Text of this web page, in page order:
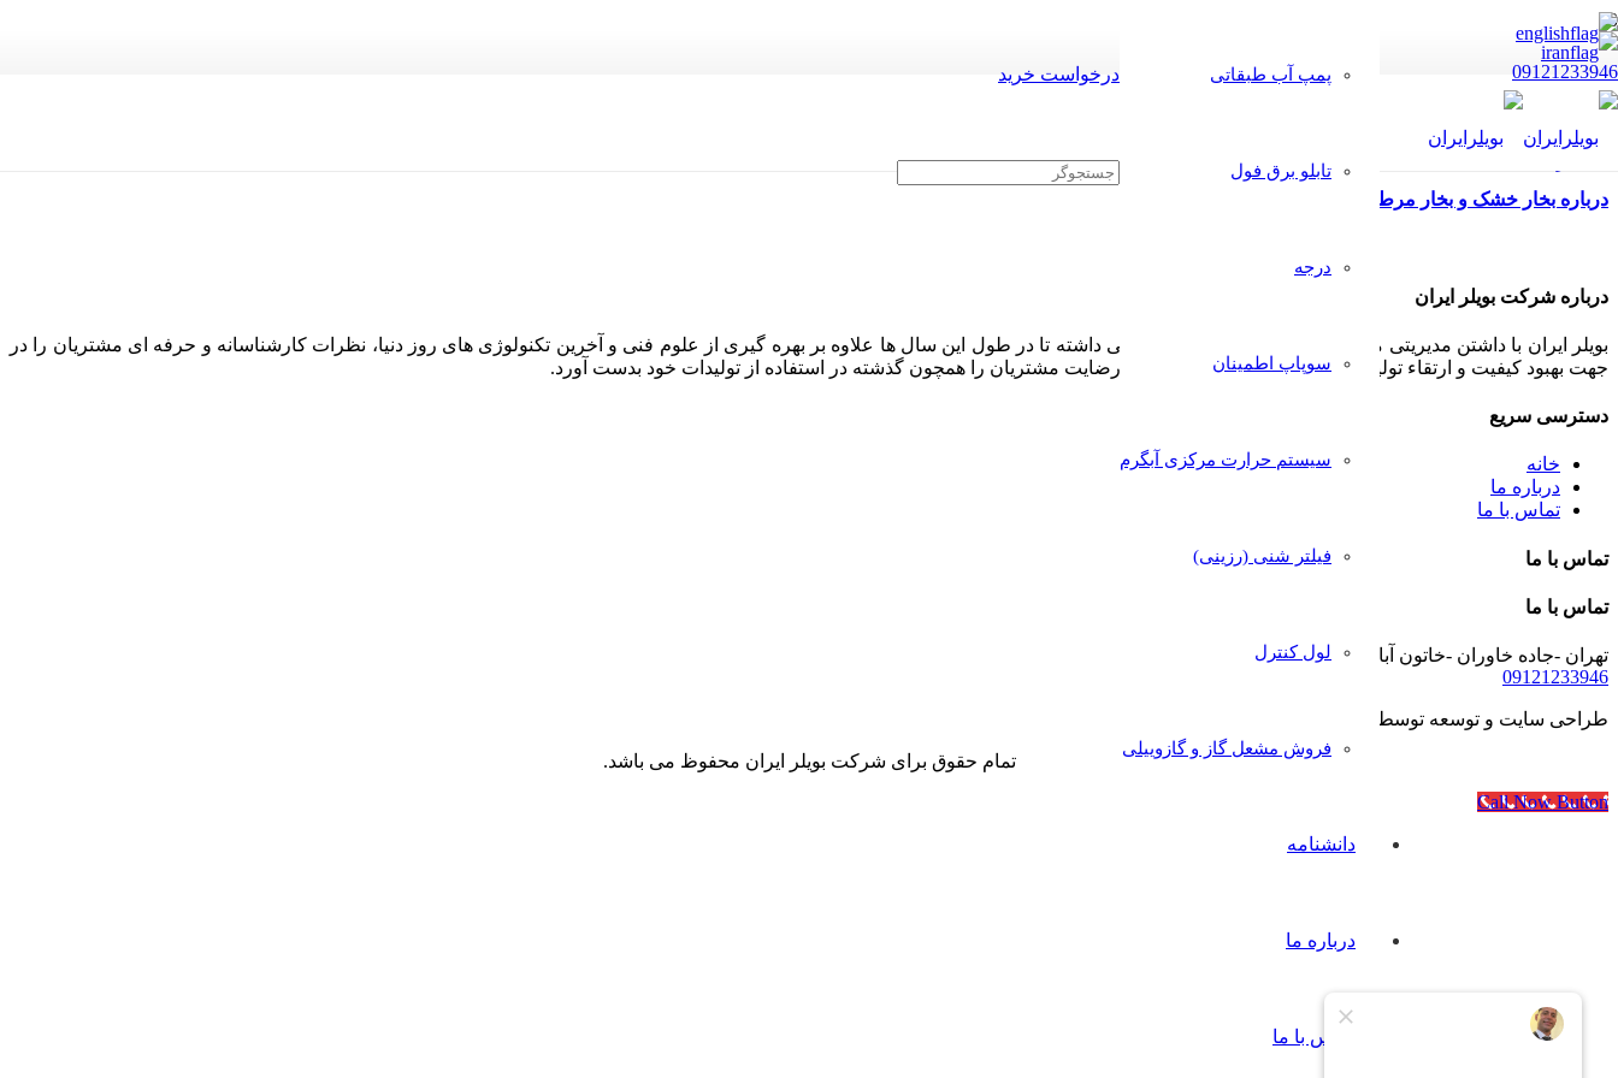
09121233946 پمپ آب طبقاتی
تابلو برق فول
درجه
سوپاپ اطمینان
سیستم حرارت مرکزی آبگرم
فیلتر شنی (رزینی)
لول کنترل
فروش مشعل گاز و گازوییلی
دانشنامه
درباره ما
تماس با ما
درخواست خرید
درباره بخار خشک و بخار مرطوب
درباره شرکت بویلر ایران
بویلر ایران با داشتن مدیریتی مجرب و مشتری مدار همواره سعی داشته تا در طول این سال ها علاوه بر بهره گیری از علوم فنی و آخرین تکنولوژی های روز دنیا، نظرات کارشناسانه و حرفه ای مشتریان را در
جهت بهبود کیفیت و ارتقاء تولیدات خود پذیرا بوده و بکار گیرد تا رضایت مشتریان را همچون گذشته در استفاده از تولیدات خود بدست آورد.
دسترسی سریع
خانه
درباره ما
تماس با ما
تماس با ما
تماس با ما
تهران -جاده خاوران -خاتون آباد- خیابان رجایی- پلاک۴۰
09121233946
طراحی سایت و توسعه توسط
تمام حقوق برای شرکت بویلر ایران محفوظ می باشد.
Call Now Button